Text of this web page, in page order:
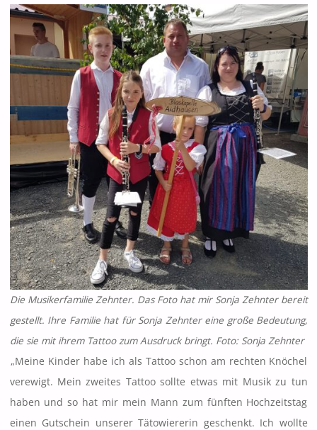
Die Musikerfamilie Zehnter. Das Foto hat mir Sonja Zehnter bereit
gestellt. Ihre Familie hat für Sonja Zehnter eine große Bedeutung,
die sie mit ihrem Tattoo zum Ausdruck bringt. Foto: Sonja Zehnter
„Meine Kinder habe ich als Tattoo schon am rechten Knöchel
verewigt. Mein zweites Tattoo sollte etwas mit Musik zu tun
haben und so hat mir mein Mann zum fünften Hochzeitstag
einen Gutschein unserer Tätowiererin geschenkt. Ich wollte